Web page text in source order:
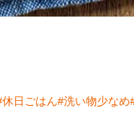
休日ごはん 洗い物少なめ